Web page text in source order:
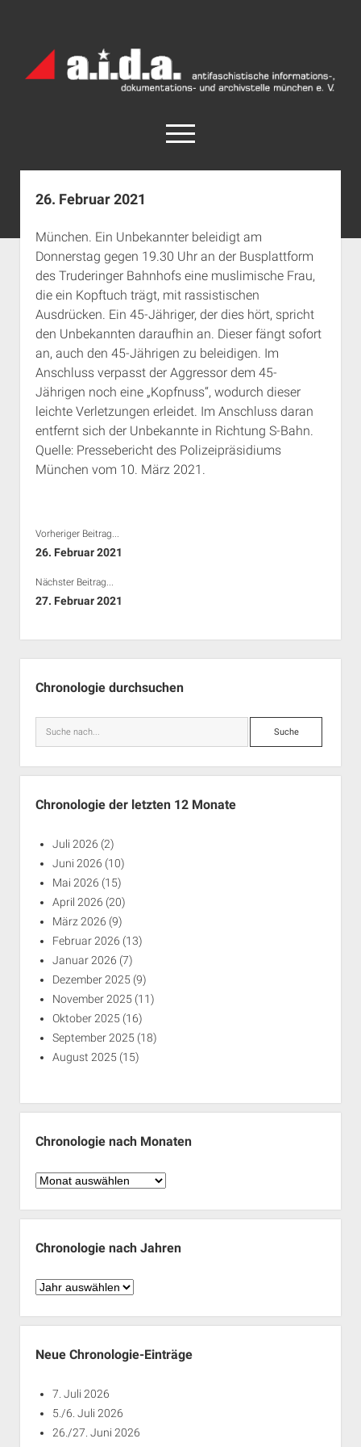
Archiv
München
open
menu
facebook
rss info@aida-archiv.de
Aktuelles
Termine
open
dropdown
menu
Antifaschistische Termine im Süden
Antifaschistische Termine in München
Rechte Termine im Süden
Rechte Termine München
Chronologie
Das Archiv
open
dropdown
menu
a.i.d.a. e. V. unterstützen
Über a.i.d.a.
RSS-Feeds, Twitter & Facebook
Bibliothek
Kontakt & PGP-Key
Impressum
26. Februar 2021
München. Ein Unbekannter beleidigt am
Donnerstag gegen 19.30 Uhr an der Busplattform
des Truderinger Bahnhofs eine muslimische Frau,
die ein Kopftuch trägt, mit rassistischen
Ausdrücken. Ein 45-Jähriger, der dies hört, spricht
den Unbekannten daraufhin an. Dieser fängt sofort
an, auch den 45-Jährigen zu beleidigen. Im
Anschluss verpasst der Aggressor dem 45-
Jährigen noch eine „Kopfnuss“, wodurch dieser
leichte Verletzungen erleidet. Im Anschluss daran
entfernt sich der Unbekannte in Richtung S-Bahn.
Quelle: Pressebericht des Polizeipräsidiums
München vom 10. März 2021.
Vorheriger Beitrag...
26. Februar 2021
Nächster Beitrag...
27. Februar 2021
Chronologie durchsuchen
Suche
Chronologie der letzten 12 Monate
Juli 2026 (2)
Juni 2026 (10)
Mai 2026 (15)
April 2026 (20)
März 2026 (9)
Februar 2026 (13)
Januar 2026 (7)
Dezember 2025 (9)
November 2025 (11)
Oktober 2025 (16)
September 2025 (18)
August 2025 (15)
Chronologie nach Monaten
Chronologie
Monaten
Chronologie nach Jahren
Chronologie
Jahren
Neue Chronologie-Einträge
7. Juli 2026
5./6. Juli 2026
26./27. Juni 2026